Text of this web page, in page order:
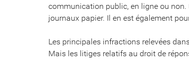
communication public, en ligne ou non.
journaux papier. Il en est également
Les principales infractions relevées
Mais les litiges relatifs au droit de